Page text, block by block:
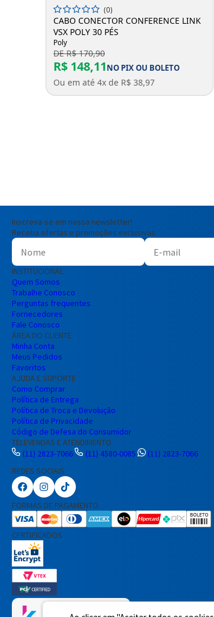
ADICIONAR A SACOLA
(0)
CABO CONECTOR CONFERENCE LINK
VSX POLY 30 PÉS
Poly
DE R$ 170,90
R$ 148,11NO PIX OU BOLETO
Ou em até 4x de R$ 38,97
Inscreva-se em nossa newsletter!
Receba ofertas e promoções exclusivas
INSTITUCIONAL
Quem Somos
Trabalhe Conosco
Perguntas frequentes
Fornecedores
Fale Conosco
ÁREA DO CLIENTE
Minha Conta
Meus Pedidos
Favoritos
AJUDA E SUPORTE
Como Comprar
Política de Entrega
Política de Troca e Devolução
Política de Privacidade
Código de Defesa do Consumidor
TELEVENDAS E ATENDIMENTO
(11) 2823-7066
(11) 4580-0085
(11) 2823-7066
REDES SOCIAIS
FORMAS DE PAGAMENTO
CERTIFICADOS